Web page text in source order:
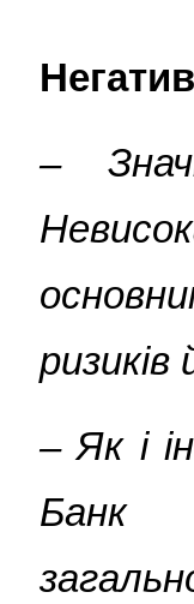
–
ризиків
– Як і
Банк